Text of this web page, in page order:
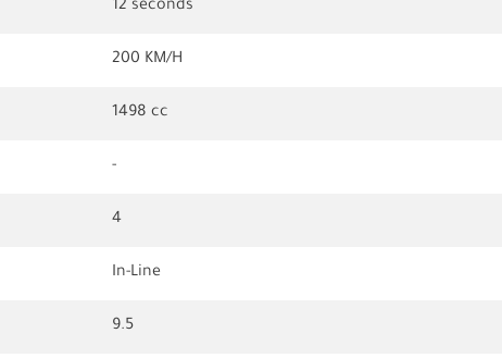
12 seconds
200 KM/H
1498 cc
-
4
In-Line
9.5